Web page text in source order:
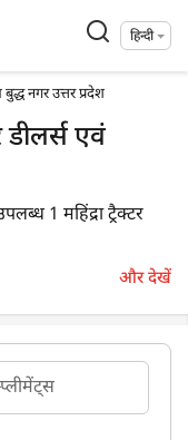
हिन्दी
नगर उत्तर प्रदेश
डीलर्स एवं
1 महिंद्रा ट्रैक्टर
और देखें